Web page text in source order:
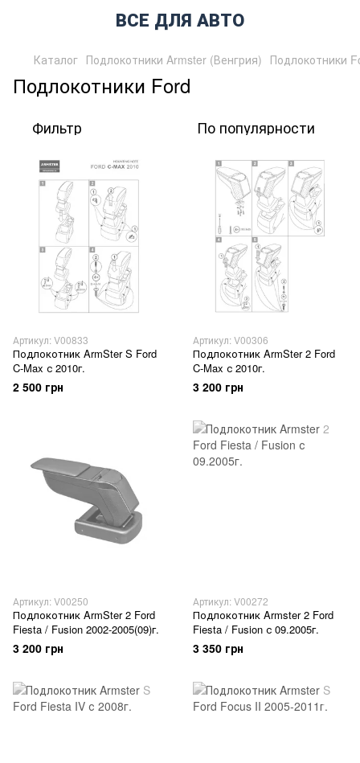
ВСЕ ДЛЯ АВТО
Каталог Подлокотники Armster (Венгрия) Подлокотники
Подлокотники Ford
Фильтр По популярности
Артикул: V00833
Подлокотник ArmSter S Ford
C-Max с 2010г.
2 500 грн
Артикул: V00306
Подлокотник ArmSter 2 Ford
C-Max с 2010г.
3 200 грн
Артикул: V00250
Подлокотник ArmSter 2 Ford
Fiesta / Fusion 2002-2005(09)г.
3 200 грн
Артикул: V00272
Подлокотник Armster 2 Ford
Fiesta / Fusion с 09.2005г.
3 350 грн